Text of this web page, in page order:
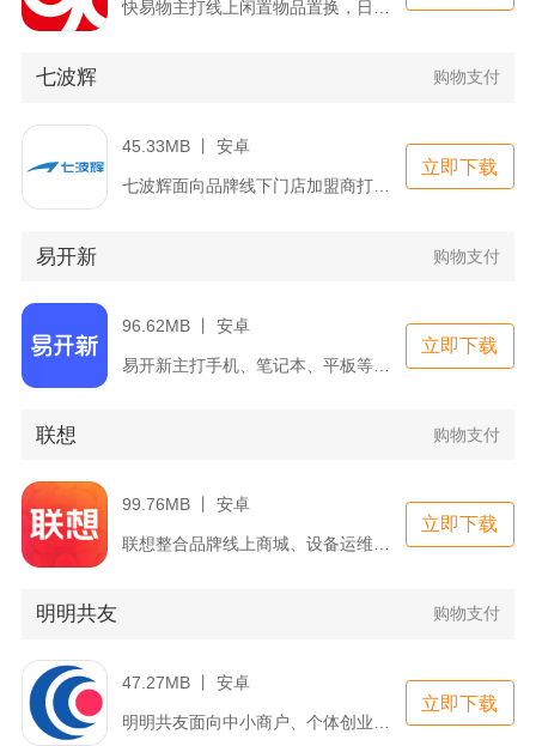
七波辉 购物支付
45.33MB 丨 安卓
七波辉面向品牌线下门店加盟商打造线上订货与数据管理工具，主要...
立即下载
易开新 购物支付
96.62MB 丨 安卓
易开新主打手机、笔记本、平板等各类电子数码产品回收与以旧换新...
立即下载
联想 购物支付
99.76MB 丨 安卓
立即下载
明明共友 购物支付
47.27MB 丨 安卓
立即下载